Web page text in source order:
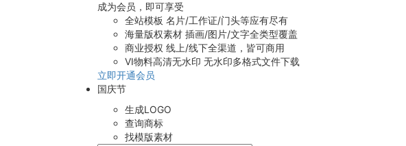
成为会员，即可享受
全站模板 名片/工作证/门头等应有尽有
海量版权素材 插画/图片/文字全类型覆盖
商业授权 线上/线下全渠道，皆可商用
VI物料高清无水印 无水印多格式文件下载
立即开通会员
国庆节
生成LOGO
查询商标
找模版素材